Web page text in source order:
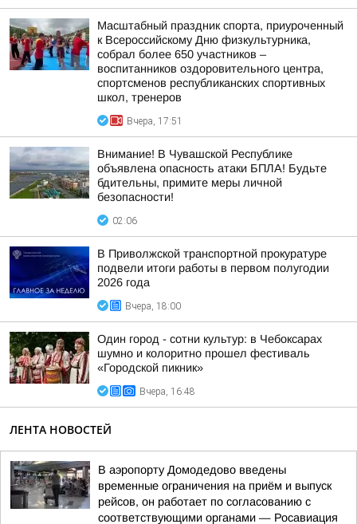
Масштабный праздник спорта, приуроченный
к Всероссийскому Дню физкультурника,
собрал более 650 участников –
воспитанников оздоровительного центра,
спортсменов республиканских спортивных
школ, тренеров
Вчера, 17:51
Внимание! В Чувашской Республике
объявлена опасность атаки БПЛА! Будьте
бдительны, примите меры личной
безопасности!
02:06
В Приволжской транспортной прокуратуре
подвели итоги работы в первом полугодии
2026 года
Вчера, 18:00
Один город - сотни культур: в Чебоксарах
шумно и колоритно прошел фестиваль
«Городской пикник»
Вчера, 16:48
ЛЕНТА НОВОСТЕЙ
В аэропорту Домодедово введены
временные ограничения на приём и выпуск
рейсов, он работает по согласованию с
соответствующими органами — Росавиация